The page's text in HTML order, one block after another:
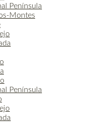
Península
Montes
Península